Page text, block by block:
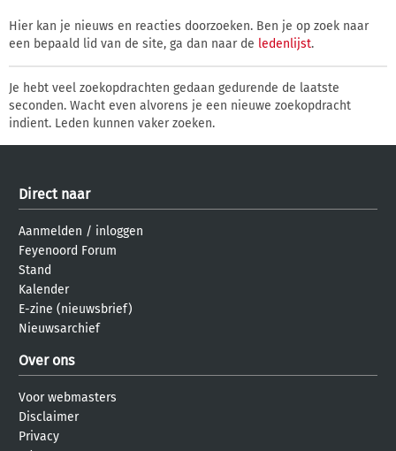
Hier kan je nieuws en reacties doorzoeken. Ben je op zoek naar
een bepaald lid van de site, ga dan naar de ledenlijst.
Je hebt veel zoekopdrachten gedaan gedurende de laatste
seconden. Wacht even alvorens je een nieuwe zoekopdracht
indient. Leden kunnen vaker zoeken.
Direct naar
Aanmelden / inloggen
Feyenoord Forum
Stand
Kalender
E-zine (nieuwsbrief)
Nieuwsarchief
Over ons
Voor webmasters
Disclaimer
Privacy